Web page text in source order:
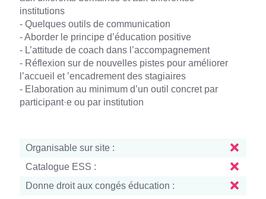
institutions
- Quelques outils de communication
- Aborder le principe d’éducation positive
- L’attitude de coach dans l’accompagnement
- Réflexion sur de nouvelles pistes pour améliorer
l’accueil et ’encadrement des stagiaires
- Elaboration au minimum d’un outil concret par
participant·e ou par institution
Organisable sur site :
Catalogue ESS :
Donne droit aux congés éducation :